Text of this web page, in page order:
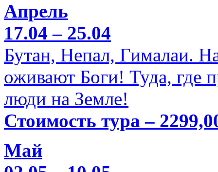
Апрель
17.04 – 25.04
Бутан, Непал, Гималаи.
оживают Боги! Туда, где
люди на Земле!
Стоимость тура –
Май